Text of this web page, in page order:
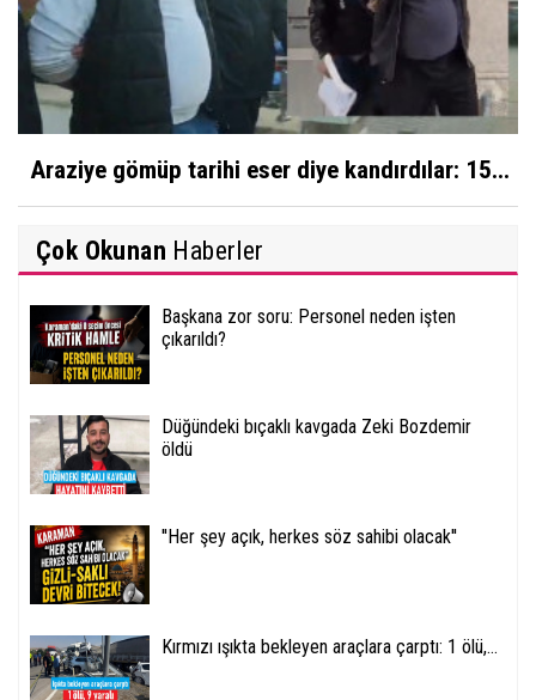
Araziye gömüp tarihi eser diye kandırdılar: 15...
Çok Okunan Haberler
Başkana zor soru: Personel neden işten
çıkarıldı?
Düğündeki bıçaklı kavgada Zeki Bozdemir
öldü
''Her şey açık, herkes söz sahibi olacak''
Kırmızı ışıkta bekleyen araçlara çarptı: 1 ölü,...